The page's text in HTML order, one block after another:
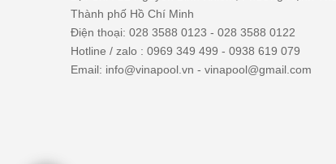
Thành phố Hồ Chí Minh
Điện thoại: 028 3588 0123 - 028 3588 0122
Hotline / zalo : 0969 349 499 - 0938 619 079
Email: info@vinapool.vn - vinapool@gmail.com